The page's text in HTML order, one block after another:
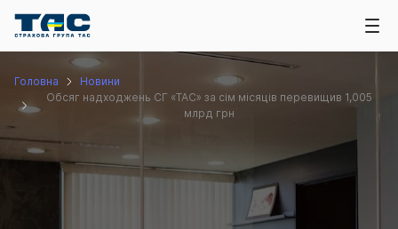
Головна
Новини
Обсяг надходжень СГ «ТАС» за сім місяців перевищив 1,005
млрд грн